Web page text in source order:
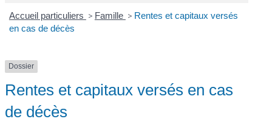
Accueil particuliers > Famille > Rentes et capitaux versés
en cas de décès
Dossier
Rentes et capitaux versés en cas
de décès